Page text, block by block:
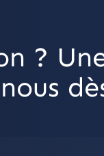
?